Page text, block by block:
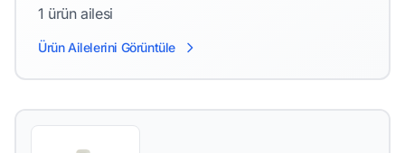
1 ürün ailesi
Ürün Ailelerini Görüntüle